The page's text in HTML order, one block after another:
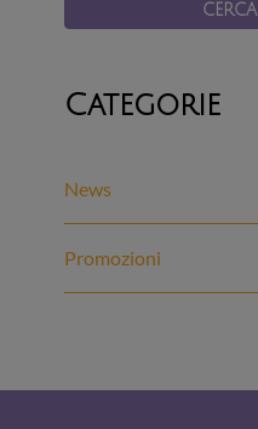
CERCA
Categorie
News
Promozioni